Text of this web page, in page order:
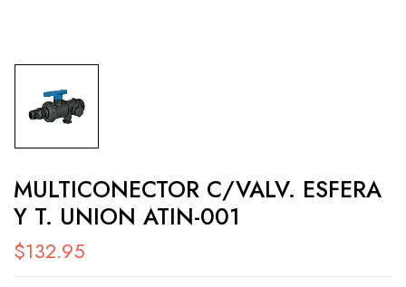
MULTICONECTOR C/VALV. ESFERA
Y T. UNION ATIN-001
$132.95